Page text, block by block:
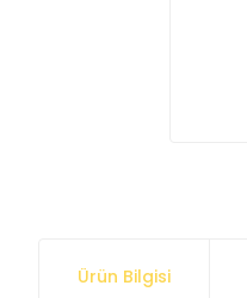
Ürün Bilgisi